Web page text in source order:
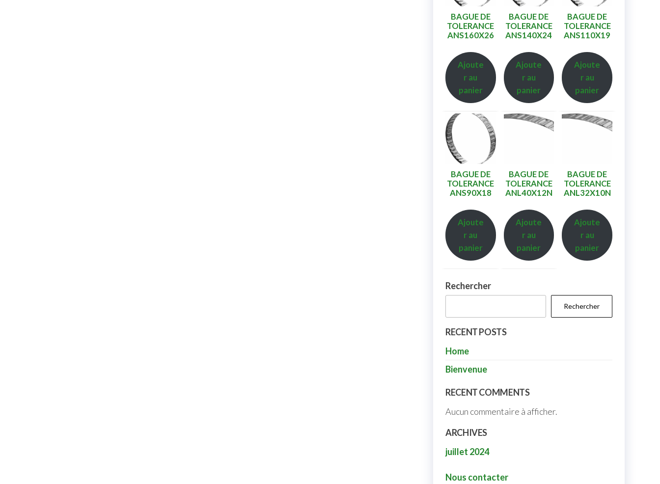
BAGUE DE
TOLERANCE
ANS160X26
Ajoute
r au
panier
BAGUE DE
TOLERANCE
ANS140X24
Ajoute
r au
panier
BAGUE DE
TOLERANCE
ANS110X19
Ajoute
r au
panier
BAGUE DE
TOLERANCE
ANS90X18
Ajoute
r au
panier
BAGUE DE
TOLERANCE
ANL40X12N
Ajoute
r au
panier
BAGUE DE
TOLERANCE
ANL32X10N
Ajoute
r au
panier
Rechercher
Rechercher
RECENT POSTS
Home
Bienvenue
RECENT COMMENTS
Aucun commentaire à afficher.
ARCHIVES
juillet 2024
Nous contacter